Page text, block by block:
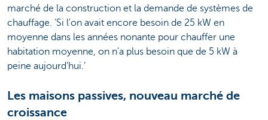
marché de la construction et la demande de systèmes de
chauffage. ‘Si l'on avait encore besoin de 25 kW en
moyenne dans les années nonante pour chauffer une
habitation moyenne, on n'a plus besoin que de 5 kW à
peine aujourd'hui.’
Les maisons passives, nouveau marché de
croissance